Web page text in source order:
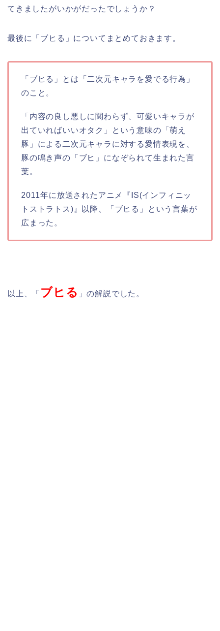
てきましたがいかがだったでしょうか？
最後に「ブヒる」についてまとめておきます。
「ブヒる」とは「二次元キャラを愛でる行為」
のこと。
「内容の良し悪しに関わらず、可愛いキャラが
出ていればいいオタク」という意味の「萌え
豚」による二次元キャラに対する愛情表現を、
豚の鳴き声の「ブヒ」になぞられて生まれた言
葉。
2011年に放送されたアニメ『IS(インフィニッ
トストラトス)』以降、「ブヒる」という言葉が
広まった。
以上、「 ブヒる 」の解説でした。